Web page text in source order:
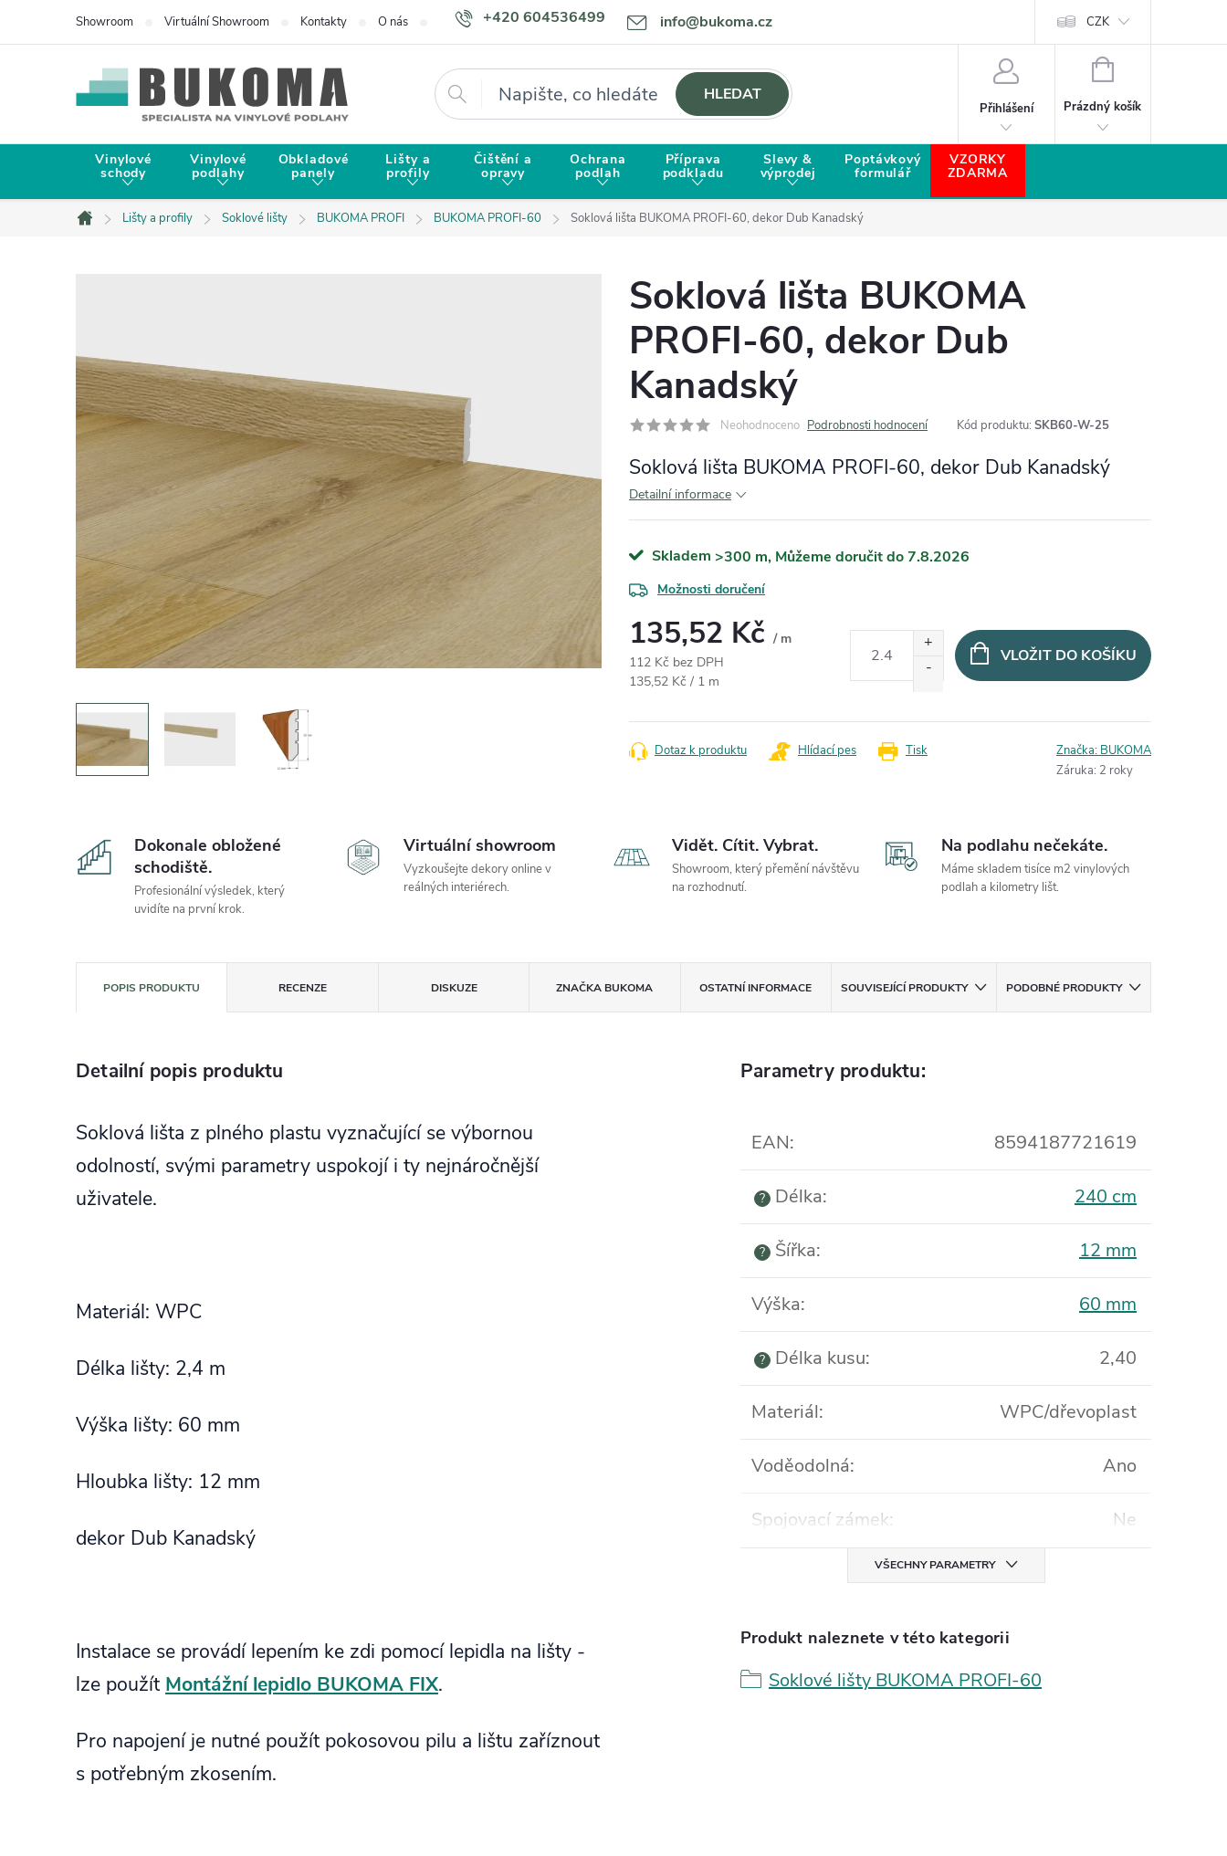
+420 604536499 info@bukoma.cz
Showroom Virtuální Showroom Kontakty O nás Doprava a platba Proč zvolit BUKOMU? CZK
Hledat HLEDAT
Přihlášení
NÁKUPNÍ KOŠÍK
Prázdný košík
Vinylové
schody
Vinylové
podlahy
Obkladové
panely
Lišty a
profily
Čištění a
opravy
Ochrana
podlah
Příprava
podkladu
Slevy &
výprodej
Poptávkový
formulář
VZORKY
ZDARMA
Domů
Lišty a profily Soklové lišty BUKOMA PROFI BUKOMA PROFI-60 Soklová lišta BUKOMA PROFI-60, dekor Dub Kanadský
Soklová lišta BUKOMA
PROFI-60, dekor Dub
Kanadský
Neohodnoceno Podrobnosti hodnocení Kód produktu: SKB60-W-25
Soklová lišta BUKOMA PROFI-60, dekor Dub Kanadský
Detailní informace
Skladem >300 m 7.8.2026
Možnosti doručení
135,52 Kč / m
112 Kč bez DPH
Měrná cena:
135,52 Kč / 1 m
VLOŽIT DO KOŠÍKU
Tisk
Dotaz k produktu Hlídací pes Značka: BUKOMA
Záruka: 2 roky
Dokonale obložené
schodiště.
Profesionální výsledek, který
uvidíte na první krok.
Virtuální showroom
Vyzkoušejte dekory online v
reálných interiérech.
Vidět. Cítit. Vybrat.
Showroom, který přemění návštěvu
na rozhodnutí.
Na podlahu nečekáte.
Máme skladem tisíce m2 vinylových
podlah a kilometry lišt.
POPIS PRODUKTU RECENZE DISKUZE ZNAČKA BUKOMA OSTATNÍ INFORMACE SOUVISEJÍCÍ PRODUKTY PODOBNÉ PRODUKTY
Detailní popis produktu
Soklová lišta z plného plastu vyznačující se výbornou
odolností, svými parametry uspokojí i ty nejnáročnější
uživatele.
Materiál: WPC
Délka lišty: 2,4 m
Výška lišty: 60 mm
Hloubka lišty: 12 mm
dekor Dub Kanadský
Instalace se provádí lepením ke zdi pomocí lepidla na lišty -
lze použít Montážní lepidlo BUKOMA FIX.
Pro napojení je nutné použít pokosovou pilu a lištu zaříznout
s potřebným zkosením.
Parametry produktu:
EAN: 8594187721619
? Délka: 240 cm
? Šířka: 12 mm
Výška: 60 mm
? Délka kusu: 2,40
Materiál: WPC/dřevoplast
Voděodolná: Ano
Spojovací zámek: Ne
VŠECHNY PARAMETRY
Produkt naleznete v této kategorii
Soklové lišty BUKOMA PROFI-60